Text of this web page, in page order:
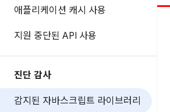
애플리케이션 캐시 사용
지원 중단된 API 사용
진단 감사
감지된 자바스크립트 라이브러리
참여